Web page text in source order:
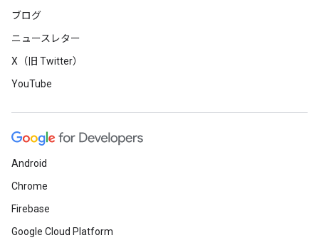
ブログ
ニュースレター
X（旧 Twitter）
YouTube
Android
Chrome
Firebase
Google Cloud Platform